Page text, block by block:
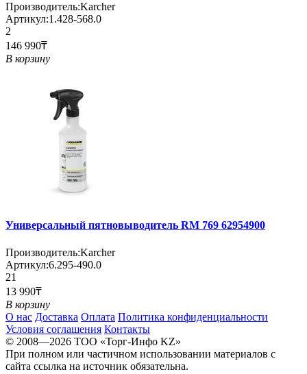
Производитель:Karcher
Артикул:1.428-568.0
2
146 990₸
В корзину
Универсальный пятновыводитель RM 769 62954900
Производитель:Karcher
Артикул:6.295-490.0
21
13 990₸
В корзину
О нас Доставка Оплата Политика конфиденциальности
Условия соглашения Контакты
© 2008—2026 TOO «Торг-Инфо KZ»
При полном или частичном использовании материалов с
сайта ссылка на источник обязательна.